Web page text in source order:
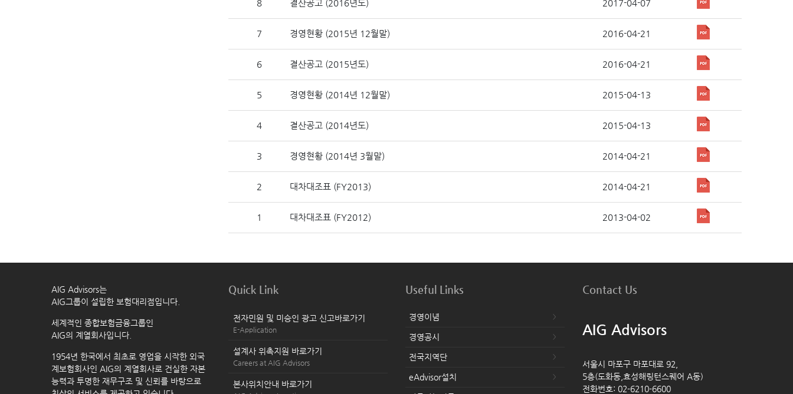
8 결산공고 (2016년도) 2017-04-07
7 경영현황 (2015년 12월말) 2016-04-21
6 결산공고 (2015년도) 2016-04-21
5 경영현황 (2014년 12월말) 2015-04-13
4 결산공고 (2014년도) 2015-04-13
3 경영현황 (2014년 3월말) 2014-04-21
2 대차대조표 (FY2013) 2014-04-21
1 대차대조표 (FY2012) 2013-04-02
AIG Advisors는
AIG그룹이 설립한 보험대리점입니다.
세계적인 종합보험금융그룹인
AIG의 계열회사입니다.
1954년 한국에서 최초로 영업을 시작한 외국
계보험회사인 AIG의 계열회사로 건실한 자본
능력과 투명한 재무구조 및 신뢰를 바탕으로
Quick Link
전자민원 및 미승인 광고 신고바로가기
E-Application
설계사 위촉지원 바로가기
Careers at AIG Advisors
본사위치안내 바로가기
Useful Links
경영이념
경영공시
전국지역단
eAdvisor설치
Contact Us
AIG Advisors
서울시 마포구 마포대로 92,
5층(도화동,효성해링턴스퀘어 A동)
전화번호: 02-6210-6600